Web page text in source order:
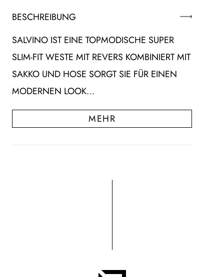
BESCHREIBUNG
SALVINO IST EINE TOPMODISCHE SUPER
SLIM-FIT WESTE MIT REVERS KOMBINIERT MIT
SAKKO UND HOSE SORGT SIE FÜR EINEN
MODERNEN LOOK…
MEHR